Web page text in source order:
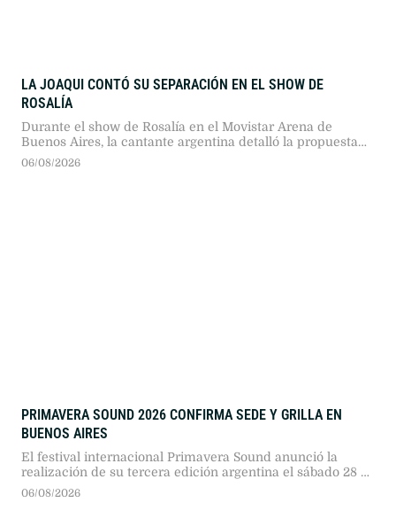
LA JOAQUI CONTÓ SU SEPARACIÓN EN EL SHOW DE
ROSALÍA
Durante el show de Rosalía en el Movistar Arena de
Buenos Aires, la cantante argentina detalló la propuesta
de separación que recibió de Luck Ra en medio de un
06/08/2026
PRIMAVERA SOUND 2026 CONFIRMA SEDE Y GRILLA EN
BUENOS AIRES
El festival internacional Primavera Sound anunció la
realización de su tercera edición argentina el sábado 28 y
domingo 29 de noviembre de 2026 en el Club Ciudad de
06/08/2026